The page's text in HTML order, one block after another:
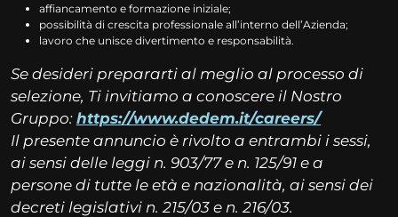
affiancamento e formazione iniziale;
possibilità di crescita professionale all’interno dell’Azienda;
lavoro che unisce divertimento e responsabilità.
Se desideri prepararti al meglio al processo di
selezione, Ti invitiamo a conoscere il Nostro
Gruppo: https://www.dedem.it/careers/
Il presente annuncio è rivolto a entrambi i sessi,
ai sensi delle leggi n. 903/77 e n. 125/91 e a
persone di tutte le età e nazionalità, ai sensi dei
decreti legislativi n. 215/03 e n. 216/03.